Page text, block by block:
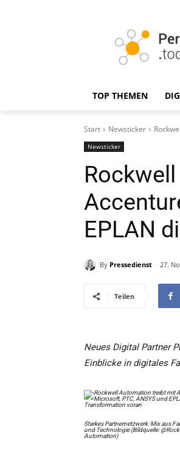
TOP THEMEN
Start Newsticker
Newsticker
EPLAN
By Pressedienst 27.
Teilen
Neues Digital Partner
Einblicke in digitales
Starkes Partnernetzwerk: Mix aus
und Technologie (Bildquelle:
Automation)